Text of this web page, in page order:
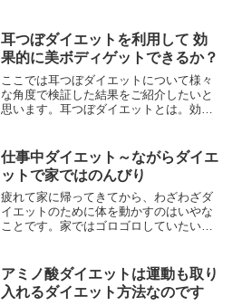
耳つぼダイエットを利用して 効
果的に美ボディゲットできるか？
ここでは耳つぼダイエットについて様々
な角度で検証した結果をご紹介したいと
思います。耳つぼダイエットとは。効果
注意点。また、騙されないために裏側な
どもご紹介します！
仕事中ダイエット～ながらダイエ
ットで家ではのんびり
疲れて家に帰ってきてから、わざわざダ
イエットのために体を動かすのはいやな
ことです。家ではゴロゴロしていたい方
んこになります。
アミノ酸ダイエットは運動も取り
入れるダイエット方法なのです